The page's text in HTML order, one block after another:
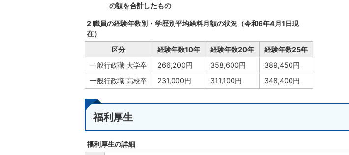
の額を合計したもの
2 職員の経験年数別・学歴別平均給料月額の状況（令和6年4月1日現
在）
区分
経験年数10年 経験年数20年
経験年数25年
一般行政職 大学卒
266,200円 358,600円
389,450円
一般行政職 高校卒
231,000円 311,100円 348,400円
福利厚生
福利厚生の詳細